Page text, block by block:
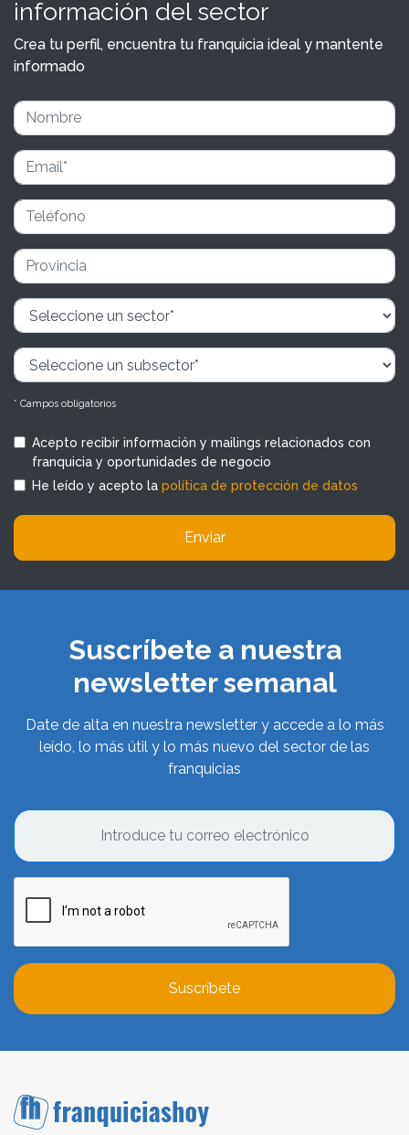
información del sector
Crea tu perfil, encuentra tu franquicia ideal y mantente
informado
* Campos obligatorios
Acepto recibir información y mailings relacionados con
franquicia y oportunidades de negocio
He leído y acepto la política de protección de datos
Enviar
Suscríbete a nuestra
newsletter semanal
Date de alta en nuestra newsletter y accede a lo más
leído, lo más útil y lo más nuevo del sector de las
franquicias
Suscríbete